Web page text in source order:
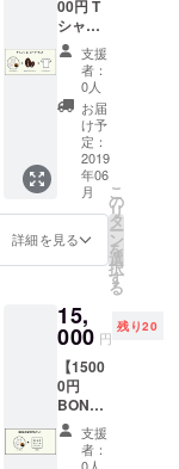
いと思
いま
す！
定品に
なりま
すの
で、検
定試験
でも使
えま
す！
00円 T
シャツ
& コー
ヒー
セッ
ト】
● ベー
シック
セット
・お礼
の感謝
状 ・オ
リジナ
ル和紙
ステッ
オリジ
ナルロ
ゴせん
べい(3
枚) ●
Sucre
オリジ
ナルブ
レンド
支援
者：
0人
お届
け予
定：
2019
年06
月
詳細を見る
こ
の
リ
タ
ー
ン
を
選
択
す
る
15,
000 円
残り20
【1500
0円
BONDS
HOUSE
宿泊
セッ
支援
者：
0人